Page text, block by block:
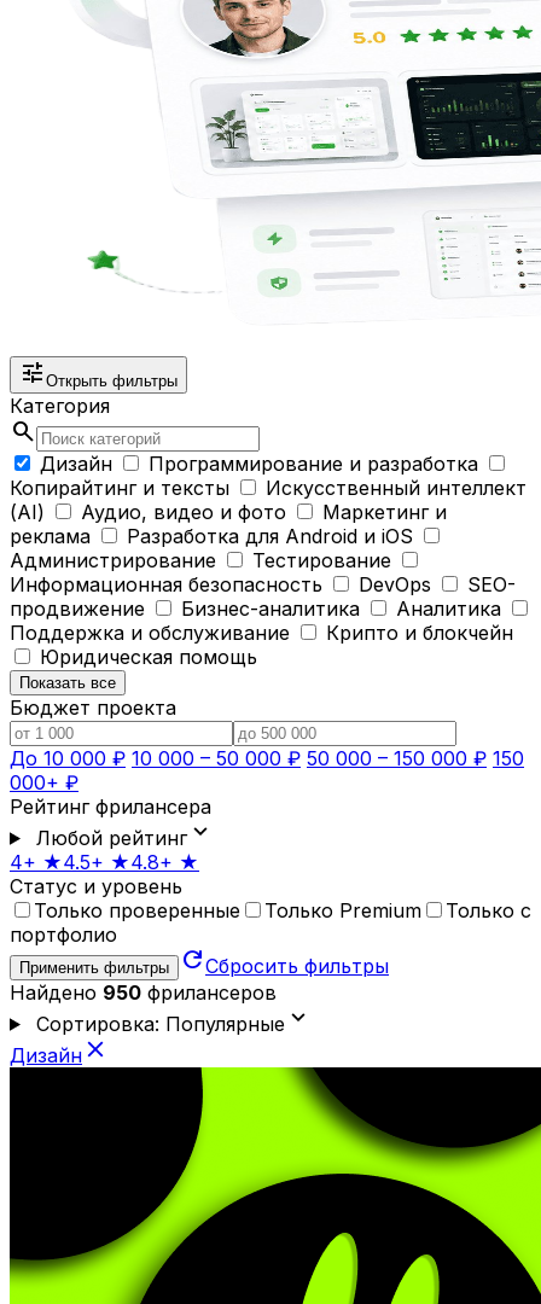
tune Открыть фильтры
Категория
search
Дизайн
Программирование и разработка
Копирайтинг и тексты
Искусственный интеллект
(AI)
Аудио, видео и фото
Маркетинг и
реклама
Разработка для Android и iOS
Администрирование
Тестирование
Информационная безопасность
DevOps
SEO-
продвижение
Бизнес-аналитика
Аналитика
Поддержка и обслуживание
Крипто и блокчейн
Юридическая помощь
Показать все
Бюджет проекта
До 10 000 ₽ 10 000 – 50 000 ₽ 50 000 – 150 000 ₽ 150
000+ ₽
Рейтинг фрилансера
Любой рейтингexpand_more
4+ ★4.5+ ★4.8+ ★
Статус и уровень
Только проверенные
Только Premium
Только с
портфолио
Применить фильтры refreshСбросить фильтры
Найдено 950 фрилансеров
Сортировка: Популярныеexpand_more
Дизайн close